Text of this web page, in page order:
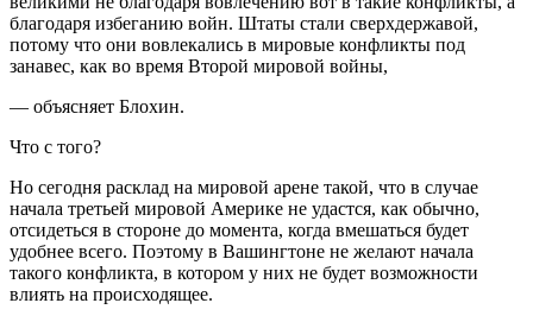
благодаря избеганию войн. Штаты стали сверхдержавой,
потому что они вовлекались в мировые конфликты под
занавес, как во время Второй мировой войны,
— объясняет Блохин.
Что с того?
Но сегодня расклад на мировой арене такой, что в случае
начала третьей мировой Америке не удастся, как обычно,
отсидеться в стороне до момента, когда вмешаться будет
удобнее всего. Поэтому в Вашингтоне не желают начала
такого конфликта, в котором у них не будет возможности
влиять на происходящее.